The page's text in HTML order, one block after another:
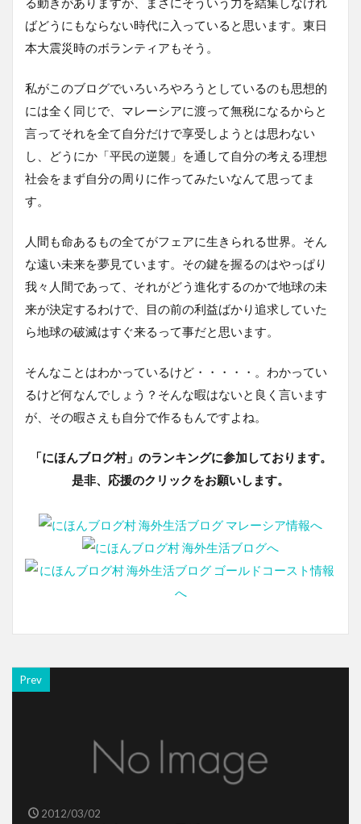
ばどうにもならない時代に入っていると思います。東日
本大震災時のボランティアもそう。
私がこのブログでいろいろやろうとしているのも思想的
には全く同じで、マレーシアに渡って無税になるからと
言ってそれを全て自分だけで享受しようとは思わない
し、どうにか「平民の逆襲」を通して自分の考える理想
社会をまず自分の周りに作ってみたいなんて思ってま
す。
人間も命あるもの全てがフェアに生きられる世界。そん
な遠い未来を夢見ています。その鍵を握るのはやっぱり
我々人間であって、それがどう進化するのかで地球の未
来が決定するわけで、目の前の利益ばかり追求していた
ら地球の破滅はすぐ来るって事だと思います。
そんなことはわかっているけど・・・・・。わかってい
るけど何なんでしょう？そんな暇はないと良く言います
が、その暇さえも自分で作るもんですよね。
「にほんブログ村」のランキングに参加しております。
是非、応援のクリックをお願いします。
Prev
2012/03/02